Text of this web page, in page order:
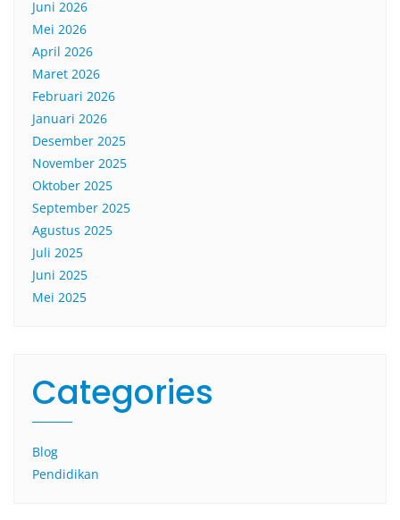
Juni 2026
Mei 2026
April 2026
Maret 2026
Februari 2026
Januari 2026
Desember 2025
November 2025
Oktober 2025
September 2025
Agustus 2025
Juli 2025
Juni 2025
Mei 2025
Categories
Blog
Pendidikan